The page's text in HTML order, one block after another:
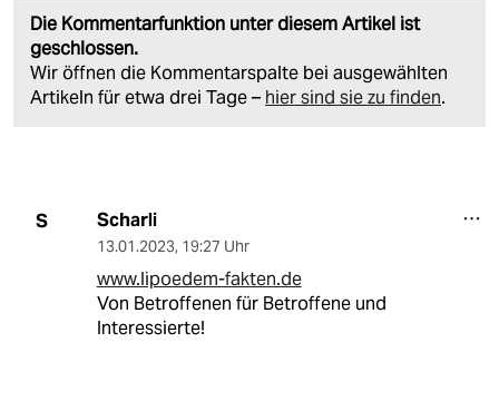
Die Kommentarfunktion unter diesem Artikel ist
geschlossen.
Wir öffnen die Kommentarspalte bei ausgewählten
Artikeln für etwa drei Tage – hier sind sie zu finden.
S Scharli
13.01.2023, 19:27 Uhr
www.lipoedem-fakten.de
Von Betroffenen für Betroffene und
Interessierte!